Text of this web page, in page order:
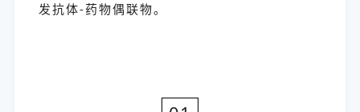
发抗体-药物偶联物。